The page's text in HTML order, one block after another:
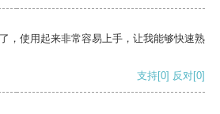
，使用起来非常容易上手，让我能够快速熟
支持[0] 反对[0]